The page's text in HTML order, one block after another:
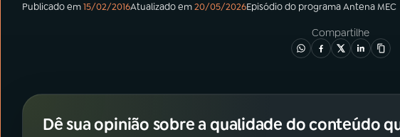
Publicado em15/02/2016Atualizado em20/05/2026Episódiodo programaAntena MEC
Compartilhe
Dê sua opinião sobre a qualidade do conteúdo